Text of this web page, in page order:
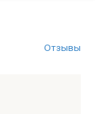
Отзывы